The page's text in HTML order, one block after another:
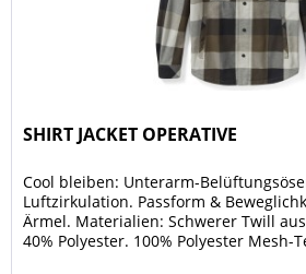
SHIRT JACKET OPERATIVE
Cool bleiben: Unterarm-
Luftzirkulation. Passform &
Ärmel. Materialien: Schwerer Twill
40% Polyester. 100% Polyester Mesh-